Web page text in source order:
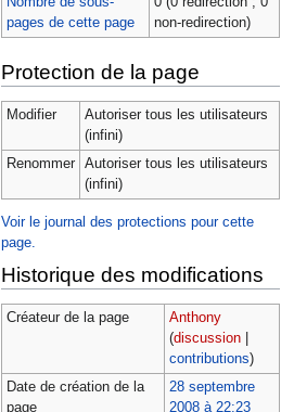
pages de cette page
non-redirection)
Protection de la page
Modifier
Autoriser tous les utilisateurs
(infini)
Renommer
Autoriser tous les utilisateurs
(infini)
Voir le journal des protections pour cette
page.
Historique des modifications
Créateur de la page
Anthony
(discussion|
contributions)
Date de création de la
page
28 septembre
2008 à 22:23